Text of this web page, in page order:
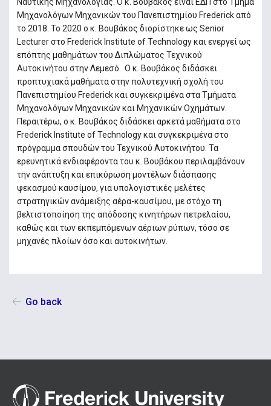
Μηχανολόγων Μηχανικών του Πανεπιστημίου Frederick από
το 2018. Το 2020 ο κ. Βουβάκος διορίστηκε ως Senior
Lecturer στο Frederick Institute of Technology και ενεργεί ως
επόπτης μαθημάτων του Διπλώματος Τεχνικού
Αυτοκινήτου στην Λεμεσό . Ο κ. Βουβάκος διδάσκει
προπτυχιακά μαθήματα στην πολυτεχνική σχολή του
Πανεπιστημίου Frederick και συγκεκριμένα στα Τμήματα
Μηχανολόγων Μηχανικών και Μηχανικών Οχημάτων.
Περαιτέρω, ο κ. Βουβάκος διδάσκει αρκετά μαθήματα στο
Frederick Institute of Technology και συγκεκριμένα στο
πρόγραμμα σπουδών του Τεχνικού Αυτοκινήτου. Τα
ερευνητικά ενδιαφέροντα του κ. Βουβάκου περιλαμβάνουν
την ανάπτυξη και επικύρωση μοντέλων διάσπασης
ψεκασμού καυσίμου, για υπολογιστικές μελέτες
στρατηγικών ανάμειξης αέρα-καυσίμου, με στόχο τη
βελτιστοποίηση της απόδοσης κινητήρων πετρελαίου,
καθώς και των εκπεμπόμενων αέριων ρύπων, τόσο σε
μηχανές πλοίων όσο και αυτοκινήτων.
Go back